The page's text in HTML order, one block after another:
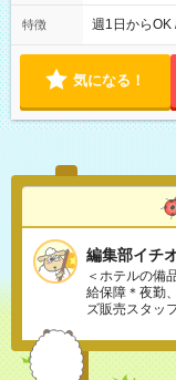
特徴 週1日からOK
気になる！
編集部イチ
＜ホテルの備
給保障＊夜勤
ズ販売スタッ